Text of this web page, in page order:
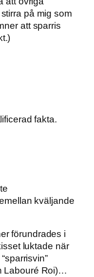
på mig som
att sparris
fakta.
kväljande
förundrades i
luktade när
Labouré Roi)…